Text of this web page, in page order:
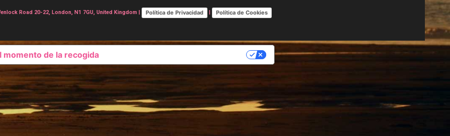
Road 20-22, London, N1 7GU, United Kingdom | Política de Privacidad | Política de Cookies
momento de la recogida